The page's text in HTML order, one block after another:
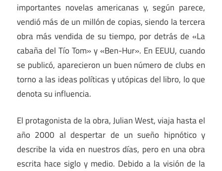
importantes novelas americanas y, según parece,
vendió más de un millón de copias, siendo la tercera
obra más vendida de su tiempo, por detrás de «La
cabaña del Tío Tom» y «Ben-Hur». En EEUU, cuando
se publicó, aparecieron un buen número de clubs en
torno a las ideas políticas y utópicas del libro, lo que
denota su influencia.
El protagonista de la obra, Julian West, viaja hasta el
año 2000 al despertar de un sueño hipnótico y
describe la vida en nuestros días, pero en una obra
escrita hace siglo y medio. Debido a la visión de la